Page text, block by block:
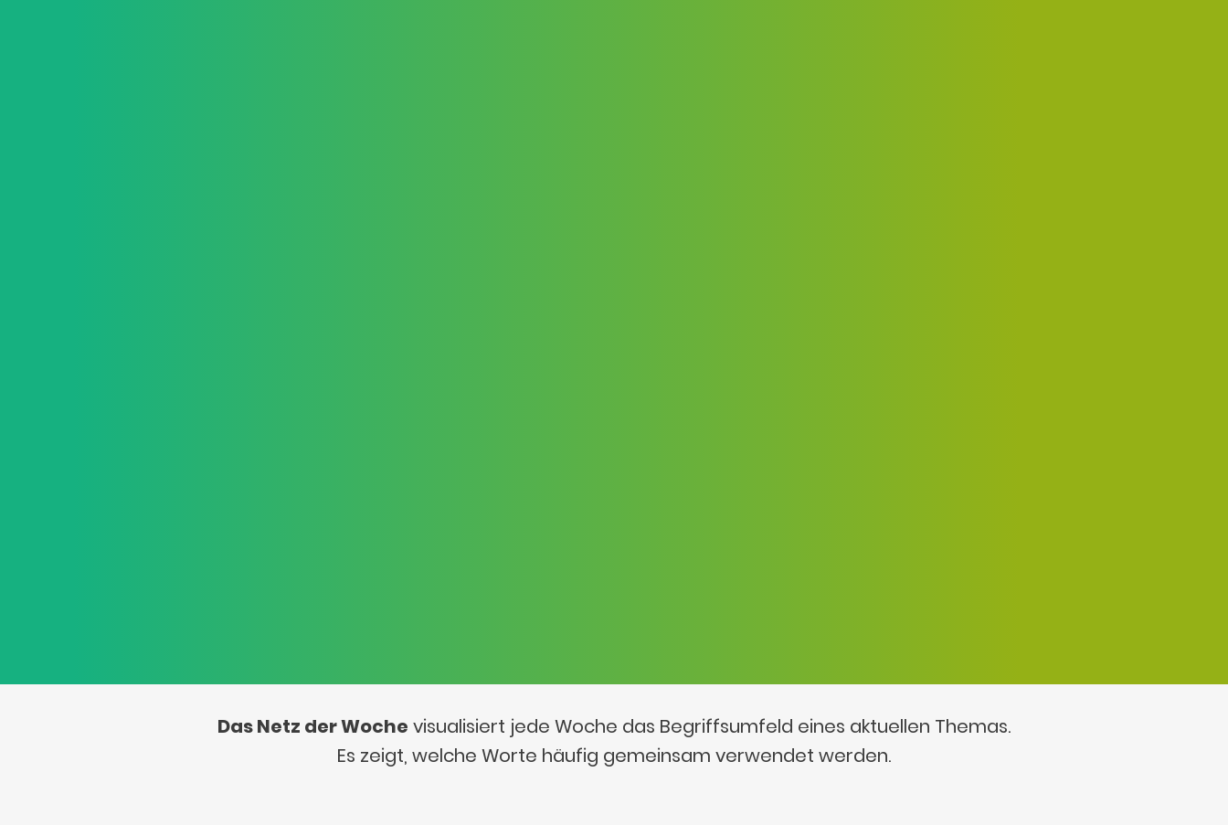
Das Netz der Woche visualisiert jede Woche das Begriffsumfeld eines aktuellen Themas.
Es zeigt, welche Worte häufig gemeinsam verwendet werden.